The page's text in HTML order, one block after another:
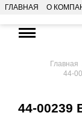
ГЛАВНАЯ О
Главная
44-
44-